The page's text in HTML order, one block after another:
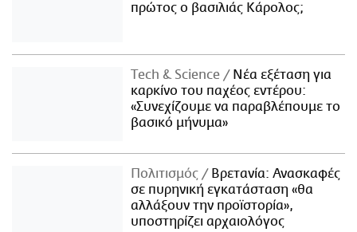
πρώτος ο βασιλιάς Κάρολος;
Τech & Science
Νέα εξέταση για
καρκίνο του παχέος εντέρου:
«Συνεχίζουμε να παραβλέπουμε το
βασικό μήνυμα»
Πολιτισμός
Βρετανία: Ανασκαφές
σε πυρηνική εγκατάσταση «θα
αλλάξουν την προϊστορία»,
υποστηρίζει αρχαιολόγος